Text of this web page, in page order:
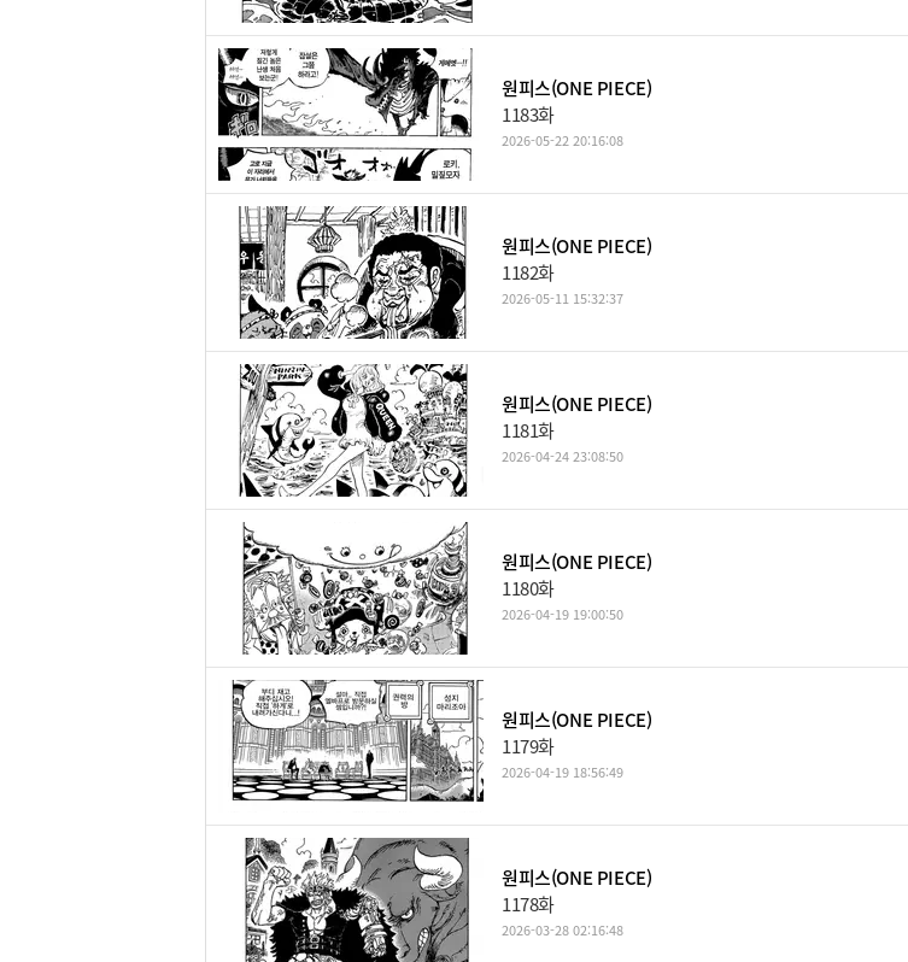
원피스(ONE PIECE)
1183화
2026-05-22 20:16:08
원피스(ONE PIECE)
1182화
2026-05-11 15:32:37
원피스(ONE PIECE)
1181화
2026-04-24 23:08:50
원피스(ONE PIECE)
1180화
2026-04-19 19:00:50
원피스(ONE PIECE)
1179화
2026-04-19 18:56:49
원피스(ONE PIECE)
1178화
2026-03-28 02:16:48